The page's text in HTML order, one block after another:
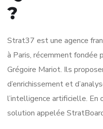
?
Strat37 est une agence
à Paris, récemment fondée
Grégoire Mariot. Ils
d’enrichissement et
l’intelligence artificielle.
solution appelée